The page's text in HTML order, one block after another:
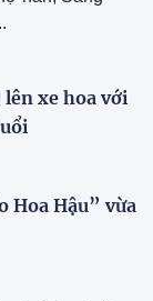
lên xe hoa với
Hoa Hậu” vừa